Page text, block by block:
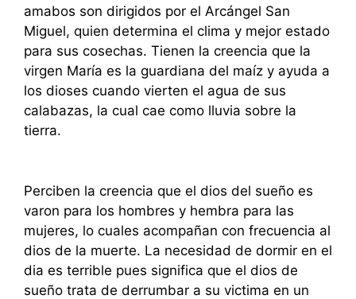
amabos son dirigidos por el Arcángel San
Miguel, quien determina el clima y mejor estado
para sus cosechas. Tienen la creencia que la
virgen María es la guardiana del maíz y ayuda a
los dioses cuando vierten el agua de sus
calabazas, la cual cae como lluvia sobre la
tierra.
Perciben la creencia que el dios del sueño es
varon para los hombres y hembra para las
mujeres, lo cuales acompañan con frecuencia al
dios de la muerte. La necesidad de dormir en el
dia es terrible pues significa que el dios de
sueño trata de derrumbar a su victima en un